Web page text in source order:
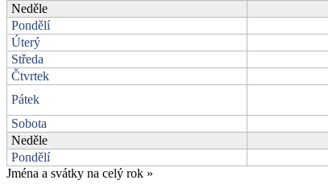
Neděle
Pondělí
Úterý
Středa
Čtvrtek
Pátek
Sobota
Neděle
Pondělí
Jména a svátky na celý rok »